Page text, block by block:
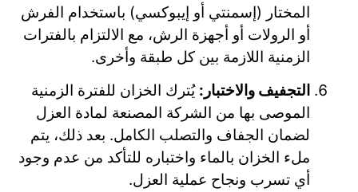
المختار (إسمنتي أو إيبوكسي) باستخدام الفرش
أو الرولات أو أجهزة الرش، مع الالتزام بالفترات
الزمنية اللازمة بين كل طبقة وأخرى.
التجفيف والاختبار: يُترك الخزان للفترة الزمنية
الموصى بها من الشركة المصنعة لمادة العزل
لضمان الجفاف والتصلب الكامل. بعد ذلك، يتم
ملء الخزان بالماء واختباره للتأكد من عدم وجود
أي تسرب ونجاح عملية العزل.